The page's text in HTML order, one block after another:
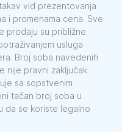
vid prezentovanja
i promenama cena. Sve
prodaju su približne.
usluga
Broj soba navedenih
nije pravni zaključak.
sa sopstvenim
tačan broj soba u
da se koriste legalno